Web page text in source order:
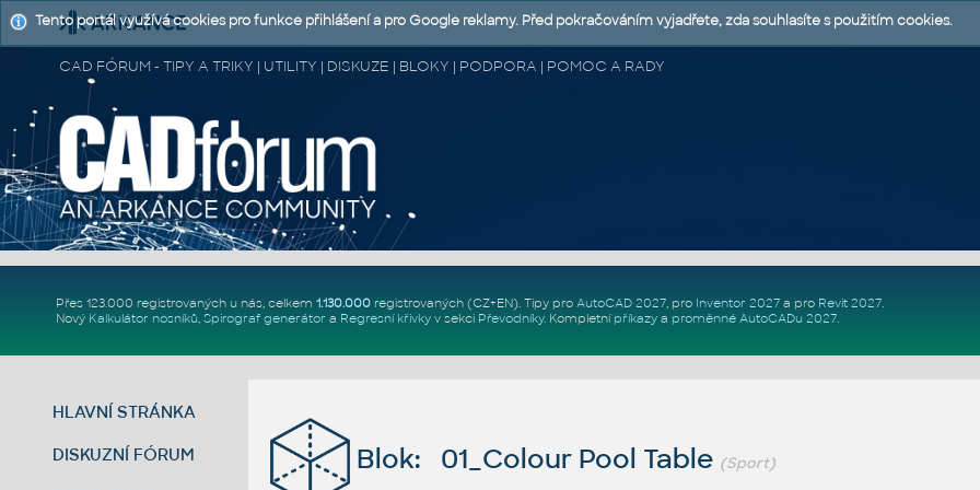
CAD FÓRUM - TIPY A TRIKY | UTILITY | DISKUZE | BLOKY | PODPORA | POMOC A RADY
Přes 123.000 registrovaných u nás, celkem 1.130.000registrovaných (CZ+EN). Tipy pro AutoCAD 2027, pro Inventor 2027a pro Revit 2027.
Nový Kalkulátor nosníků, Spirograf generátor a Regresní křivkyv sekci Převodníky. Kompletní příkazya proměnné AutoCADu 2027.
HLAVNÍ STRÁNKA
DISKUZNÍ FÓRUM Blok: 01_Colour Pool Table (Sport)
Tento portál využívá cookies pro funkce přihlášení a pro Google reklamy. Před pokračováním vyjadřete, zda souhlasíte s použitím cookies.